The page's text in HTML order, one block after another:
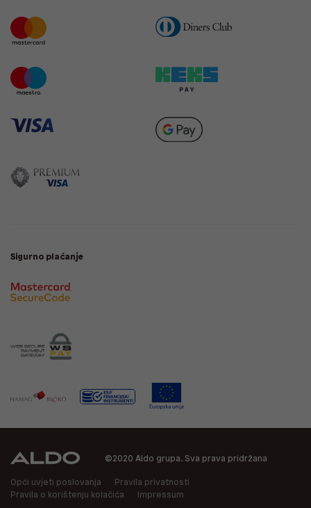
Sigurno plaćanje
©2020 Aldo grupa. Sva prava pridržana
Opći uvjeti poslovanja
Pravila privatnosti
Pravila o korištenju kolačića
Impressum